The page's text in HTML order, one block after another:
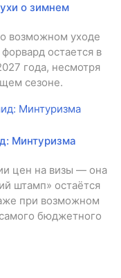
о зимнем
возможном уходе
остается в
года, несмотря
сезоне.
Минтуризма
цен на визы — она
штамп» остаётся
при возможном
бюджетного